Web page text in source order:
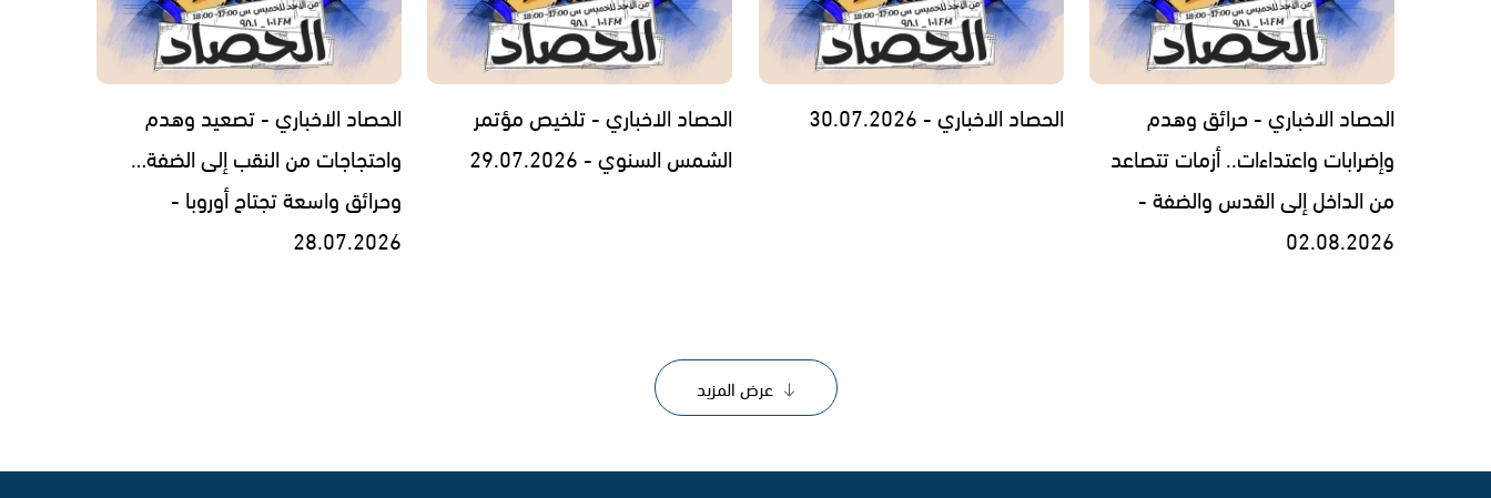
الحصاد الاخباري - حرائق وهدم
وإضرابات واعتداءات.. أزمات تتصاعد
من الداخل إلى القدس والضفة -
02.08.2026
الحصاد الاخباري - 30.07.2026
الحصاد الاخباري - تلخيص مؤتمر
الشمس السنوي - 29.07.2026
الحصاد الاخباري - تصعيد وهدم
واحتجاجات من النقب إلى الضفة…
وحرائق واسعة تجتاح أوروبا -
28.07.2026
عرض المزيد